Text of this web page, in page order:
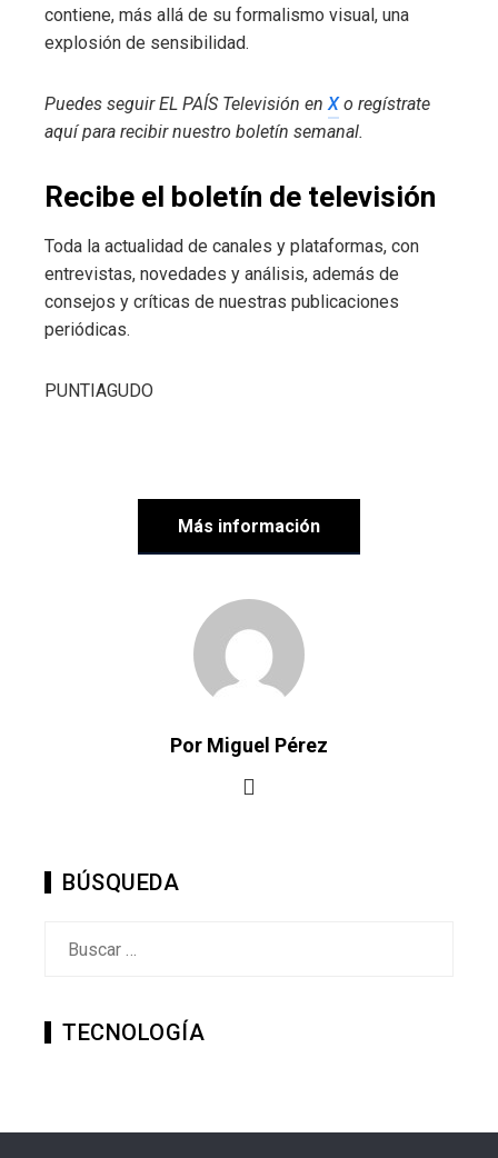
contiene, más allá de su formalismo visual, una
explosión de sensibilidad.
Puedes seguir EL PAÍS Televisión enXo regístrate
aquí para recibirnuestro boletín semanal.
Recibe el boletín de televisión
Toda la actualidad de canales y plataformas, con
entrevistas, novedades y análisis, además de
consejos y críticas de nuestras publicaciones
periódicas.
PUNTIAGUDO
Más información
Por Miguel Pérez
BÚSQUEDA
TECNOLOGÍA